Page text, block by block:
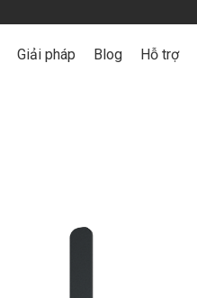
Giải pháp Blog Hỗ trợ